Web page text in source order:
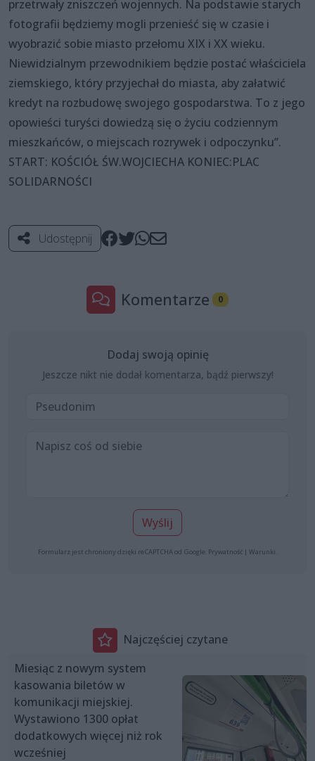
przetrwały zniszczeń wojennych. Na podstawie starych
fotografii będziemy mogli przenieść się w czasie i
wyobrazić sobie miasto przełomu XIX i XX wieku.
Niewidzialnym przewodnikiem będzie postać właściciela
ziemskiego, który przyjechał do miasta, aby załatwić
kredyt na rozbudowę swojego gospodarstwa. To z jego
opowieści turyści dowiedzą się o życiu codziennym
mieszkańców, o miejscach rozrywek i odpoczynku”.
START: KOŚCIÓŁ ŚW.WOJCIECHA KONIEC:PLAC
SOLIDARNOŚCI
Udostępnij
Komentarze 0
Dodaj swoją opinię
Jeszcze nikt nie dodał komentarza, bądź pierwszy!
Wyślij
Formularz jest chroniony dzięki reCAPTCHA od Google: Prywatność | Warunki
Najczęściej czytane
Miesiąc z nowym system
kasowania biletów w
komunikacji miejskiej.
Wystawiono 1300 opłat
dodatkowych więcej niż rok
wcześniej